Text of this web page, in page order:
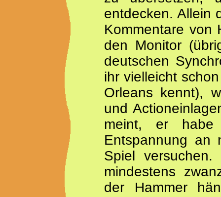
entdecken. Allein
Kommentare von
den Monitor
deutschen
ihr vielleicht
Orleans kennt),
und
meint, er
Entspannung an
Spiel
mindestens
der Hammer